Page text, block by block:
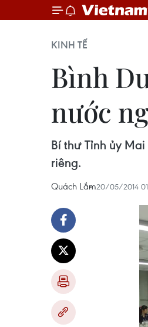
KINH TẾ
Bình
nước
Bí thư Tỉnh ủy
riêng.
Quách Lắm20/05/2014